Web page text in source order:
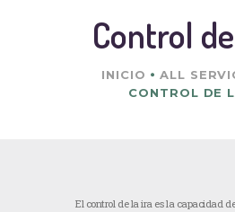
Control
INICIO ALL
CONTROL DE
NUESTRO
POLÍTICAS &
El control de la ira es la capacidad